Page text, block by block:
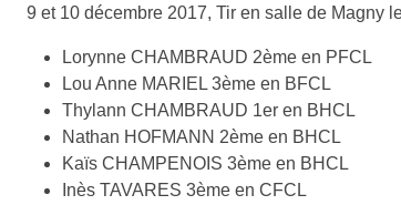
9 et 10 décembre 2017, Tir en salle de Magny
Lorynne CHAMBRAUD 2ème en PFCL
Lou Anne MARIEL 3ème en BFCL
Thylann CHAMBRAUD 1er en BHCL
Nathan HOFMANN 2ème en BHCL
Kaïs CHAMPENOIS 3ème en BHCL
Inès TAVARES 3ème en CFCL